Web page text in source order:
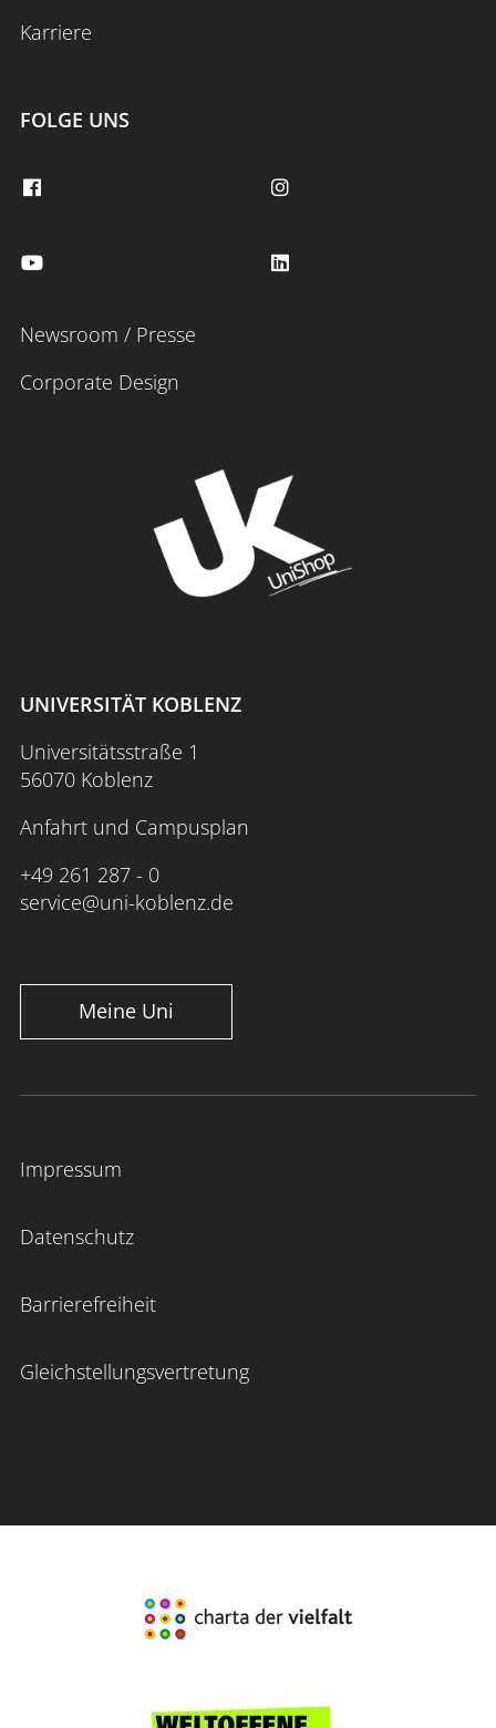
Karriere
FOLGE UNS
Newsroom / Presse
Corporate Design
UNIVERSITÄT KOBLENZ
Universitätsstraße 1
56070 Koblenz
Anfahrt und Campusplan
+49 261 287 - 0
service@uni-koblenz.de
Meine Uni
Impressum
Datenschutz
Barrierefreiheit
Gleichstellungsvertretung